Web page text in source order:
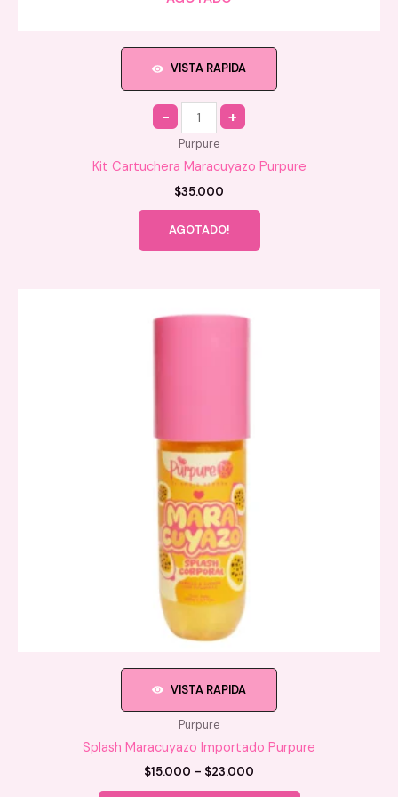
VISTA RAPIDA
Quantity
Purpure
Kit Cartuchera Maracuyazo Purpure
$35.000
AGOTADO!
VISTA RAPIDA
Purpure
Splash Maracuyazo Importado Purpure
$15.000 – $23.000